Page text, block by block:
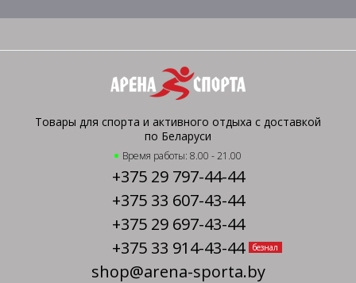
Товары для спорта и активного отдыха с доставкой
по Беларуси
Время работы: 8.00 - 21.00
+375 29 797-44-44
+375 33 607-43-44
+375 29 697-43-44
+375 33 914-43-44
безнал
shop@arena-sporta.by